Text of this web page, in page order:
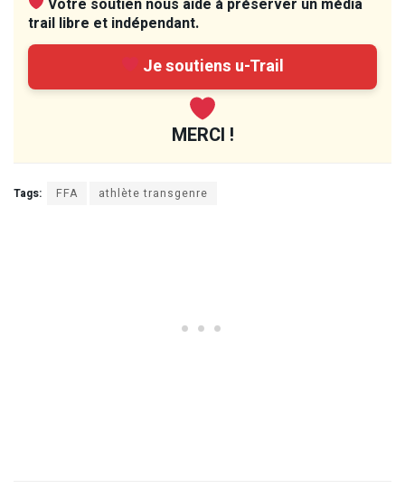
trail libre et indépendant.
Je soutiens u-Trail
MERCI !
Tags: FFA athlète transgenre